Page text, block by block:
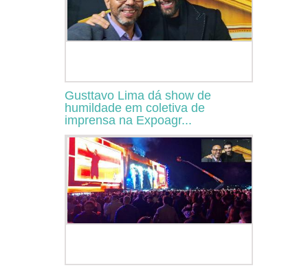
Gusttavo Lima dá show de
humildade em coletiva de
imprensa na Expoagr...